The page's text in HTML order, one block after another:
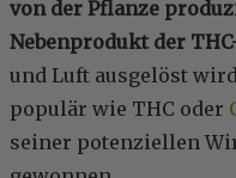
von der Pflanze
Nebenprodukt der
und Luft ausgelöst
populär wie THC oder
seiner potenziellen